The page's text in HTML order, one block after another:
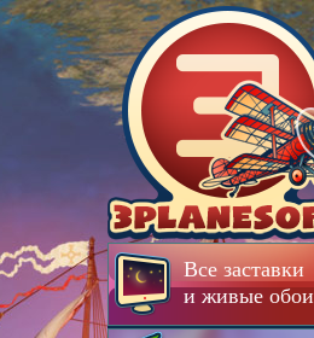
Все заставки
и живые обои